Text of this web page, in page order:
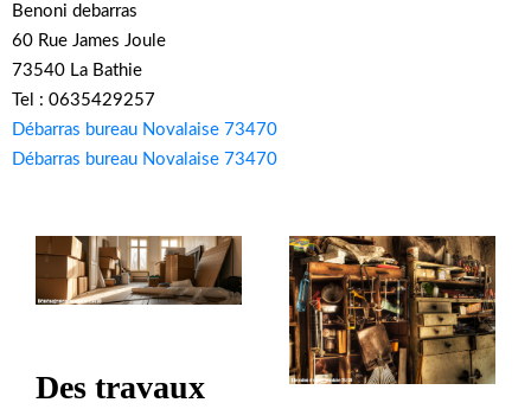
Benoni debarras
60 Rue James Joule
73540 La Bathie
Tel : 0635429257
Débarras bureau Novalaise 73470
Débarras bureau Novalaise 73470
Des travaux